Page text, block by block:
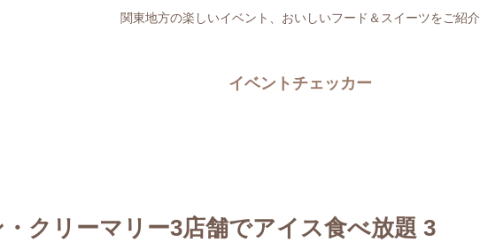
関東地方の楽しいイベント、おいしいフード＆スイーツをご紹介
イベントチェッカー
クリーマリー3店舗でアイス食べ放題 3